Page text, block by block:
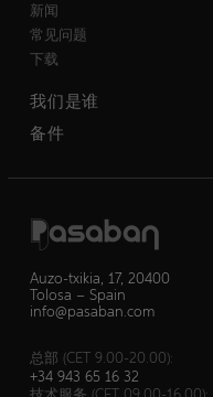
新闻
常见问题
下载
我们是谁
备件
Auzo-txikia, 17, 20400
Tolosa – Spain
info@pasaban.com
总部 (CET 9.00-20.00):
+34 943 65 16 32
技术服务 (CET 09.00-16.00):